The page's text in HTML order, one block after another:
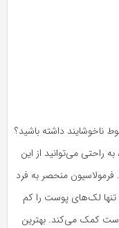
داشته باشید؟
راحتی می‌توانید از این
منحصر به فرد
تنها لک‌های پوست را کم
کمک می‌کند. بهترین